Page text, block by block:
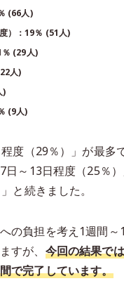
(66人)
）：19％ (51人)
(29人)
人)
)
(9人)
度（29％）」が最多
日～13日程度（25％
と続きました。
の負担を考え1週間
すが、 今回の結果で
で完了しています。